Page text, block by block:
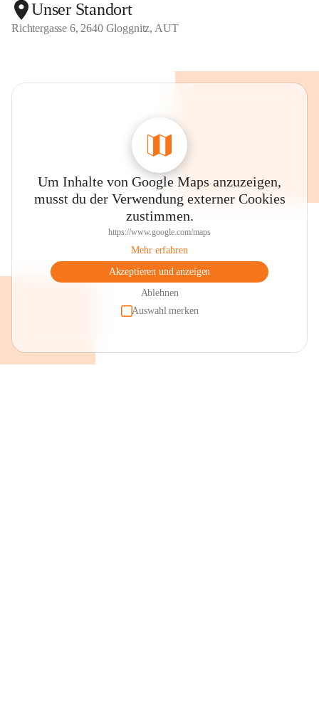
Unser Standort
Richtergasse 6, 2640 Gloggnitz, AUT
Um Inhalte von Google Maps anzuzeigen,
musst du der Verwendung externer Cookies
zustimmen.
https://www.google.com/maps
Mehr erfahren
Akzeptieren und anzeigen
Ablehnen
Auswahl merken